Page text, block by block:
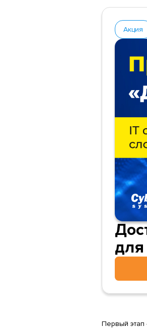
Акция
Первый